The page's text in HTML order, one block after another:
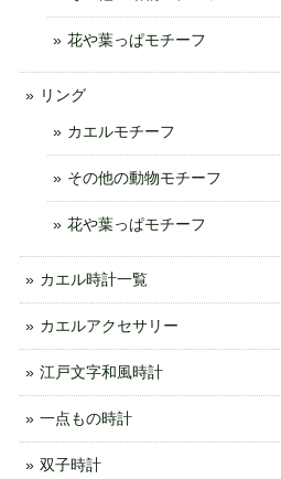
花や葉っぱモチーフ
リング
カエルモチーフ
その他の動物モチーフ
花や葉っぱモチーフ
カエル時計一覧
カエルアクセサリー
江戸文字和風時計
一点もの時計
双子時計